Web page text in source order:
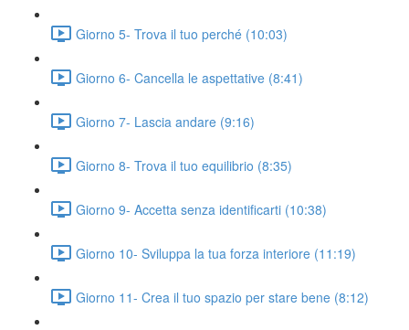
Giorno 5- Trova il tuo perché (10:03)
Giorno 6- Cancella le aspettative (8:41)
Giorno 7- Lascia andare (9:16)
Giorno 8- Trova il tuo equilibrio (8:35)
Giorno 9- Accetta senza identificarti (10:38)
Giorno 10- Sviluppa la tua forza interiore (11:19)
Giorno 11- Crea il tuo spazio per stare bene (8:12)